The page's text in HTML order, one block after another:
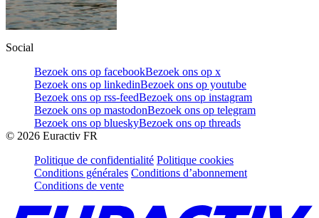
Social
Bezoek ons op facebookBezoek ons op x
Bezoek ons op linkedinBezoek ons op youtube
Bezoek ons op rss-feedBezoek ons op instagram
Bezoek ons op mastodonBezoek ons op telegram
Bezoek ons op blueskyBezoek ons op threads
© 2026 Euractiv FR
Politique de confidentialité Politique cookies
Conditions générales Conditions d’abonnement
Conditions de vente